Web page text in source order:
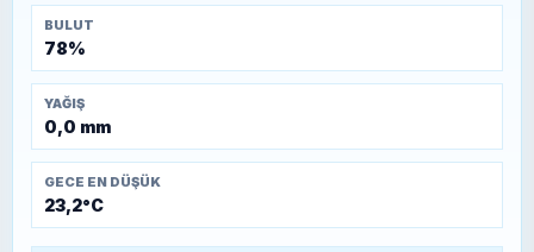
BULUT
78%
YAĞIŞ
0,0 mm
GECE EN DÜŞÜK
23,2°C